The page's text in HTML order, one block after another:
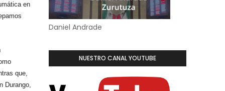
en
que,
Durango,
Daniel Andrade
NUESTRO CANAL YOUTUBE